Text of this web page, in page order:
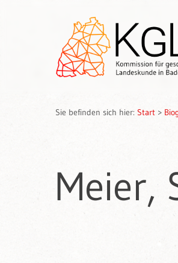
Sie befinden sich hier: Start >
Meier,